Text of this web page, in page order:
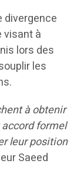
divergence
visant à
lors des
les
à obtenir
formel
leur position
Saeed